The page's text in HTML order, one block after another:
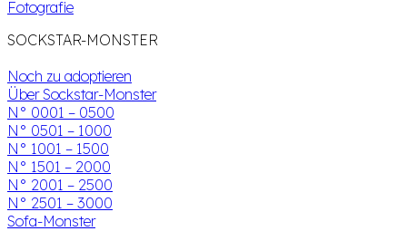
Fotografie
SOCKSTAR-MONSTER
Noch zu adoptieren
Über Sockstar-Monster
N° 0001 – 0500
N° 0501 – 1000
N° 1001 – 1500
N° 1501 – 2000
N° 2001 – 2500
N° 2501 – 3000
Sofa-Monster